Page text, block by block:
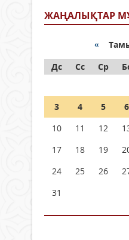
ЖАҢАЛЫҚТАР
«
Дс
Сс Ср
3
4 5 6
10
11 12
17
18 19
24
25 26
31